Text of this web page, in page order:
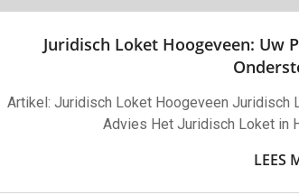
Juridisch Loket Hoogeveen: Uw
Artikel: Juridisch Loket Hoogeveen Juridisch
Advies Het Juridisch Loket in
LEES